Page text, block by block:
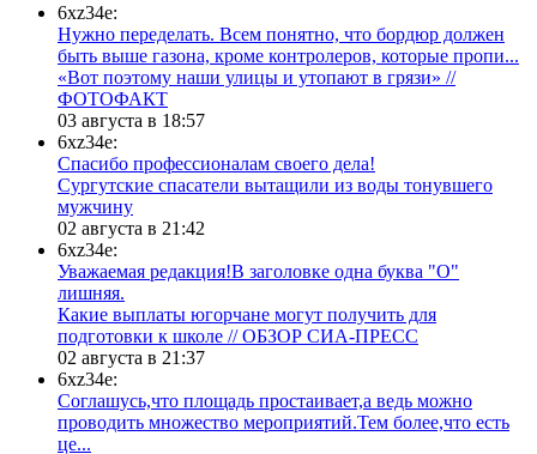
6xz34e:
Нужно переделать. Всем понятно, что бордюр должен
быть выше газона, кроме контролеров, которые пропи...
«Вот поэтому наши улицы и утопают в грязи» //
ФОТОФАКТ
03 августа в 18:57
6xz34e:
Спасибо профессионалам своего дела!
Сургутские спасатели вытащили из воды тонувшего
мужчину
02 августа в 21:42
6xz34e:
Уважаемая редакция!В заголовке одна буква "О"
лишняя.
Какие выплаты югорчане могут получить для
подготовки к школе // ОБЗОР СИА-ПРЕСС
02 августа в 21:37
6xz34e:
Соглашусь,что площадь простаивает,а ведь можно
проводить множество мероприятий.Тем более,что есть
це...